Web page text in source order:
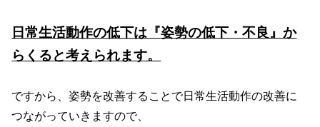
日常生活動作の低下は『姿勢の低下・不良』か
らくると考えられます。
ですから、姿勢を改善することで日常生活動作の改善に
つながっていきますので、